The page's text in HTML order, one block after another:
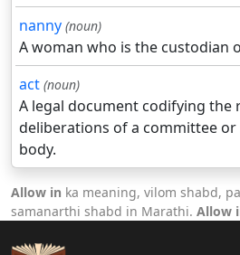
nanny (noun)
A woman who is the custodian
act (noun)
A legal document codifying the
deliberations of a committee
body.
Allow in ka meaning, vilom shabd,
samanarthi shabd in Marathi. Allow